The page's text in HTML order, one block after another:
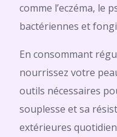
comme l’eczéma, le
bactériennes et
En consommant
nourrissez votre
outils nécessaires
souplesse et sa
extérieures